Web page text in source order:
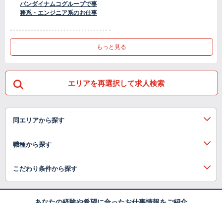
バンダイナムコグループで事
務系・エンジニア系のお仕事
もっと見る
エリアを再選択して求人検索
同エリアから探す
職種から探す
こだわり条件から探す